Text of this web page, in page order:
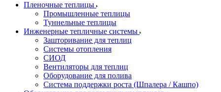
Пленочные теплицы
Промышленные теплицы
Туннельные теплицы
Инженерные тепличные системы
Зашторивание для теплиц
Системы отопления
СИОД
Вентиляторы для теплиц
Оборудование для полива
Система поддержки роста (Шпалера / Кашпо)